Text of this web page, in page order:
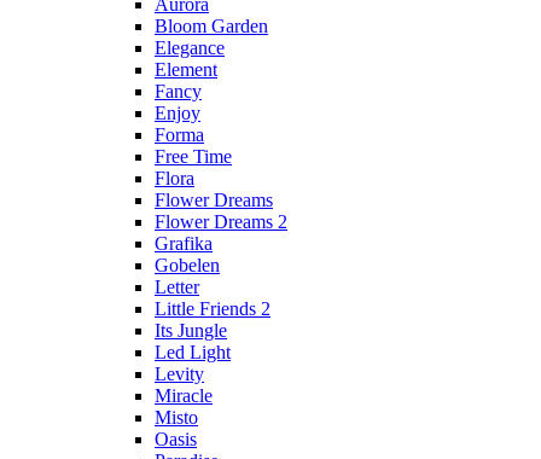
Aurora
Bloom Garden
Elegance
Element
Fancy
Enjoy
Forma
Free Time
Flora
Flower Dreams
Flower Dreams 2
Grafika
Gobelen
Letter
Little Friends 2
Its Jungle
Led Light
Levity
Miracle
Misto
Oasis